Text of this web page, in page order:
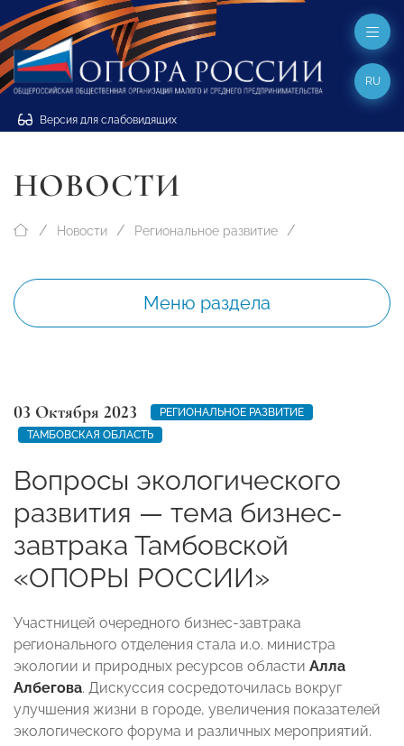
Версия для слабовидящих
RU
НОВОСТИ
Новости Региональное развитие
Меню раздела
03 Октября 2023
РЕГИОНАЛЬНОЕ РАЗВИТИЕ
ТАМБОВСКАЯ ОБЛАСТЬ
Вопросы экологического
развития — тема бизнес-
завтрака Тамбовской
«ОПОРЫ РОССИИ»
Участницей очередного бизнес-завтрака
регионального отделения стала и.о. министра
экологии и природных ресурсов области Алла
Албегова. Дискуссия сосредоточилась вокруг
улучшения жизни в городе, увеличения показателей
экологического форума и различных мероприятий.